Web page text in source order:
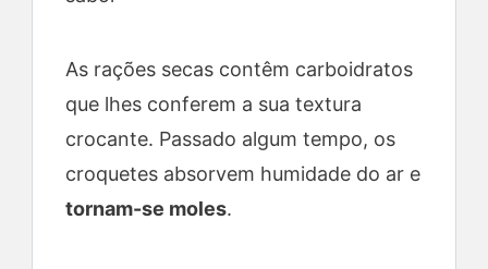
As rações secas contêm carboidratos
que lhes conferem a sua textura
crocante. Passado algum tempo, os
croquetes absorvem humidade do ar e
tornam-se moles.